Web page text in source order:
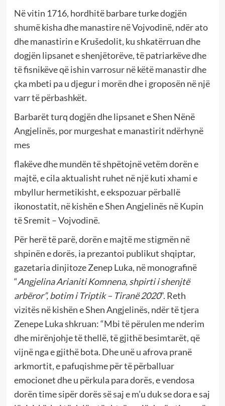
Në vitin 1716, hordhitë barbare turke dogjën
shumë kisha dhe manastire në Vojvodinë, ndër ato
dhe manastirin e Krušedolit, ku shkatërruan dhe
dogjën lipsanet e shenjëtorëve, të patriarkëve dhe
të fisnikëve që ishin varrosur në këtë manastir dhe
çka mbeti pa u djegur i morën dhe i groposën në një
varr të përbashkët.
Barbarët turq dogjën dhe lipsanet e Shen Nënë
Angjelinës, por murgeshat e manastirit ndërhynë
mes
flakëve dhe mundën të shpëtojnë vetëm dorën e
majtë, e cila aktualisht ruhet në një kuti xhami e
mbyllur hermetikisht, e ekspozuar përballë
ikonostatit, në kishën e Shen Angjelinës në Kupin
të Sremit – Vojvodinë.
Për herë të parë, dorën e majtë me stigmën në
shpinën e dorës, ia prezantoi publikut shqiptar,
gazetaria dinjitoze Zenep Luka, në monografinë
“Angjelina Arianiti Komnena, shpirti i shenjtë
arbëror”, botim i Triptik – Tiranë 2020”. Reth
vizitës në kishën e Shen Angjelinës, ndër të tjera
Zenepe Luka shkruan: “Mbi të përulen me nderim
dhe mirënjohje të thellë, të gjithë besimtarët, që
vijnë nga e gjithë bota. Dhe unë u afrova pranë
arkmortit, e pafuqishme për të përballuar
emocionet dhe u përkula para dorës, e vendosa
dorën time sipër dorës së saj e m’u duk se dora e saj